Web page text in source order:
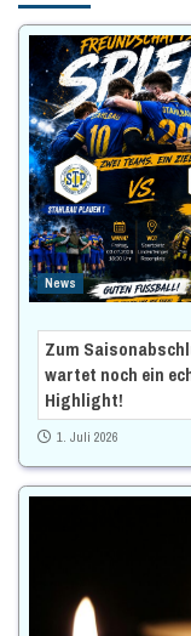
News
Zum
wartet noch ein
Highlight!
1. Juli 2026